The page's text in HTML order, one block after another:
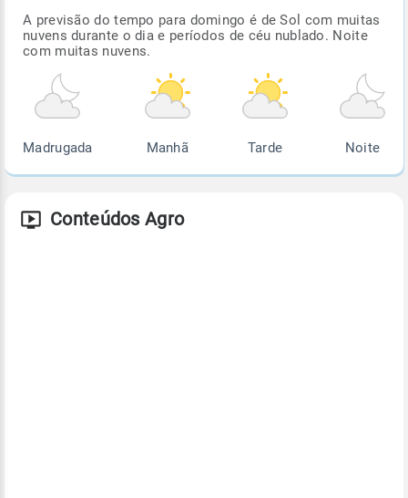
A previsão do tempo para domingo é de Sol com muitas
nuvens durante o dia e períodos de céu nublado. Noite
com muitas nuvens.
Madrugada Manhã Tarde Noite
Conteúdos Agro